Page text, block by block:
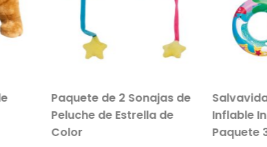
de 2 Sonajas de
de Estrella de
Salvavidas De Mayoreo
Inflable Infantil De 51 Cm
Paquete 3 Piezas